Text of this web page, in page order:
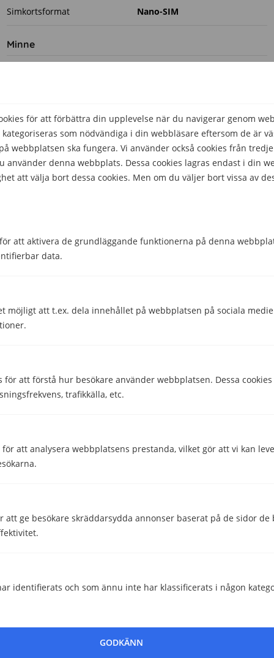
för att förbättra din upplevelse när du navigerar genom
kategoriseras som nödvändiga i din webbläsare eftersom de är
webbplatsen ska fungera. Vi använder också cookies från
använder denna webbplats. Dessa cookies lagras endast i din
att välja bort dessa cookies. Men om du väljer bort vissa av
att aktivera de grundläggande funktionerna på denna
data.
möjligt att t.ex. dela innehållet på webbplatsen på sociala
för att förstå hur besökare använder webbplatsen. Dessa
trafikkälla, etc.
för att analysera webbplatsens prestanda, vilket gör att vi kan
att ge besökare skräddarsydda annonser baserat på de sidor
identifierats och som ännu inte har klassificerats i någon
GODKÄNN
Simkortsformat Nano-SIM
Minne
RAM-minne 3 GB
Prestanda
Processor Kirin 650
Djup 7.5 mm
Övrigt
Operativsystem Android 7
Granskad av
Head of Content